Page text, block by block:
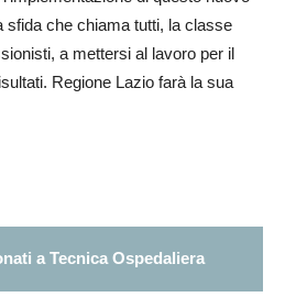
che chiama tutti, la classe
a mettersi al lavoro per il
Regione Lazio farà la sua
a Tecnica Ospedaliera